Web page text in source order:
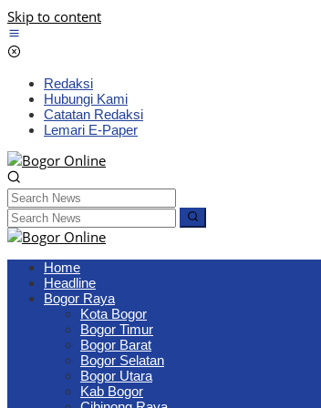
Skip to content
Redaksi
Hubungi Kami
Catatan Redaksi
Lemari E-Paper
Home
Headline
Bogor Raya
Kota Bogor
Bogor Timur
Bogor Barat
Bogor Selatan
Bogor Utara
Kab Bogor